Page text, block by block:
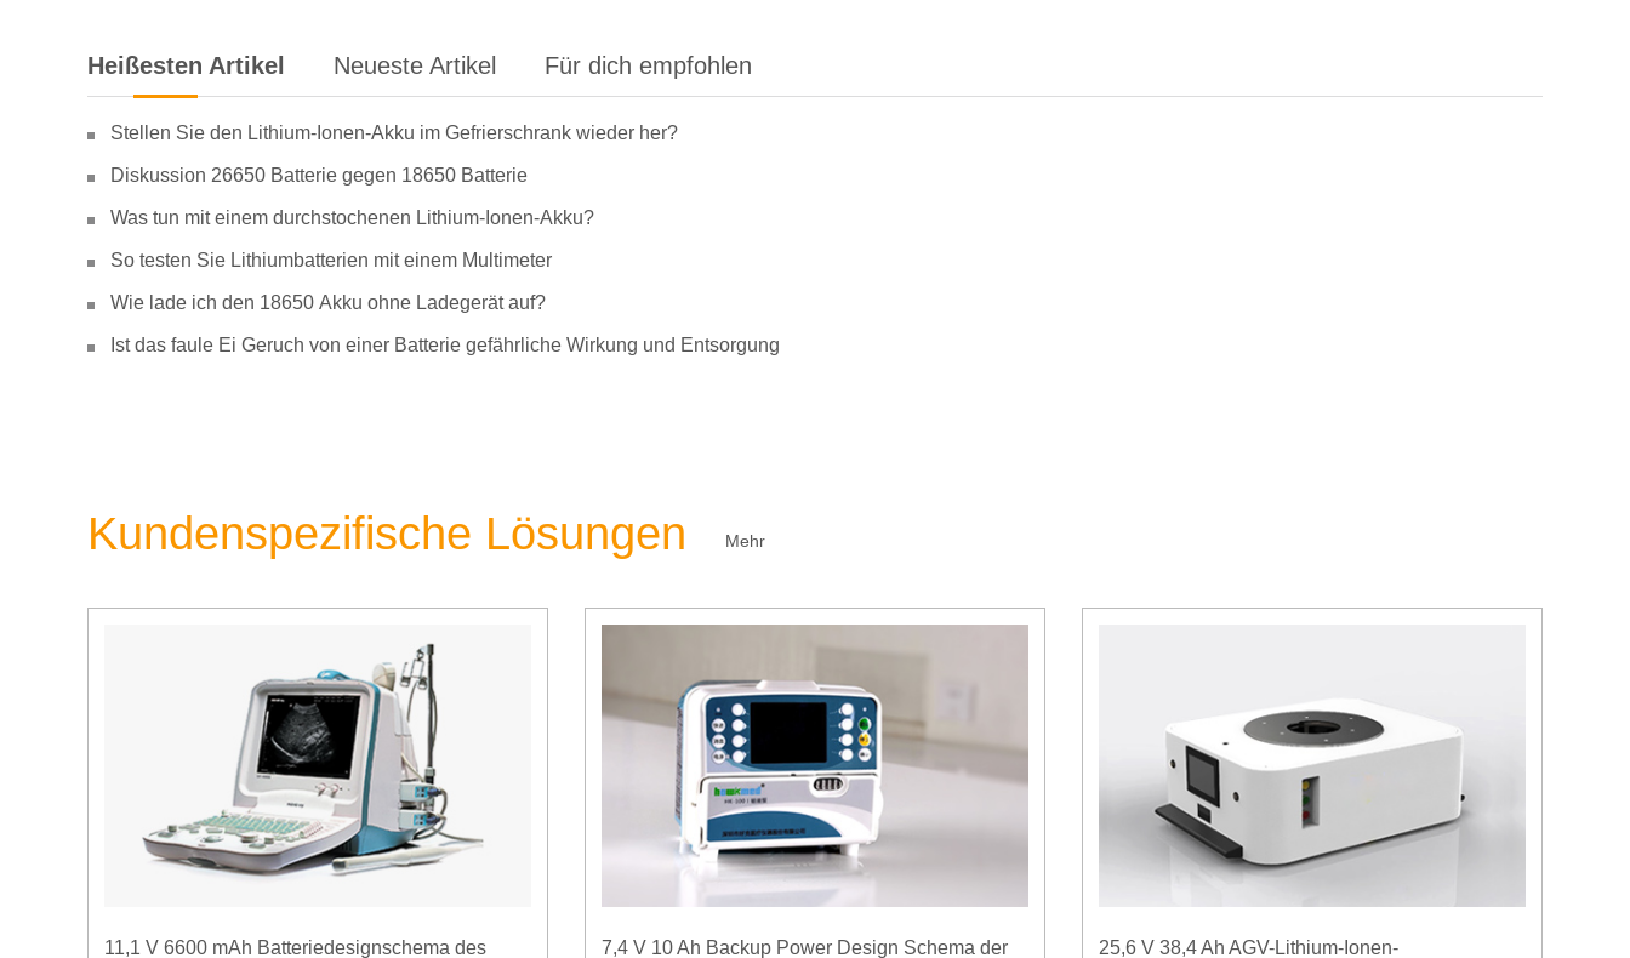
Heißesten Artikel Neueste Artikel Für dich empfohlen
Stellen Sie den Lithium-Ionen-Akku im Gefrierschrank wieder her?
Diskussion 26650 Batterie gegen 18650 Batterie
Was tun mit einem durchstochenen Lithium-Ionen-Akku?
So testen Sie Lithiumbatterien mit einem Multimeter
Wie lade ich den 18650 Akku ohne Ladegerät auf?
Ist das faule Ei Geruch von einer Batterie gefährliche Wirkung und Entsorgung
Kundenspezifische Lösungen Mehr
11,1 V 6600 mAh Batteriedesignschema des 7,4 V 10 Ah Backup Power Design Schema der 25,6 V 38,4 Ah AGV-Lithium-Ionen-